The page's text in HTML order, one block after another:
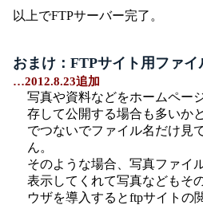
以上でFTPサーバー完了。
おまけ：FTPサイト用ファイ
…2012.8.23追加
写真や資料などをホームペー
存して公開する場合も多いか
でつないでファイル名だけ見
ん。
そのような場合、写真ファイ
表示してくれて写真などもそ
ウザを導入するとftpサイトの